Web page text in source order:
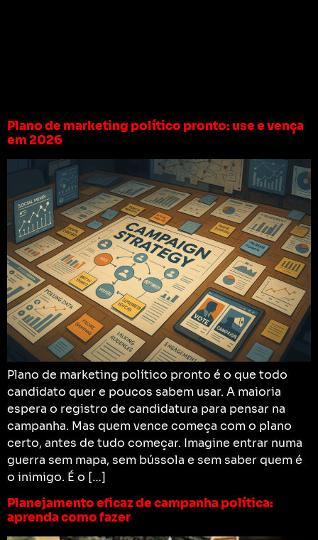
Plano de marketing político pronto: use e vença
em 2026
Plano de marketing político pronto é o que todo
candidato quer e poucos sabem usar. A maioria
espera o registro de candidatura para pensar na
campanha. Mas quem vence começa com o plano
certo, antes de tudo começar. Imagine entrar numa
guerra sem mapa, sem bússola e sem saber quem é
o inimigo. É o […]
Planejamento eficaz de campanha política:
aprenda como fazer